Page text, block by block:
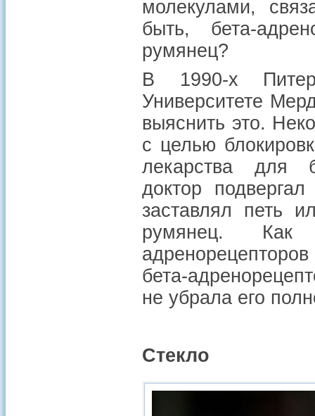
молекулами,
быть, бета-
румянец?
В 1990-х
Университете
выяснить это.
с целью
лекарства для
доктор
заставлял петь
румянец. Как
бета-
не убрала его
Стекло